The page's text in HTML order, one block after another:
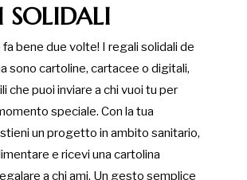
SOLIDALI
bene due volte! I regali solidali de
sono cartoline, cartacee o digitali,
che puoi inviare a chi vuoi tu per
speciale. Con la tua
un progetto in ambito sanitario,
e ricevi una cartolina
a chi ami. Un gesto semplice